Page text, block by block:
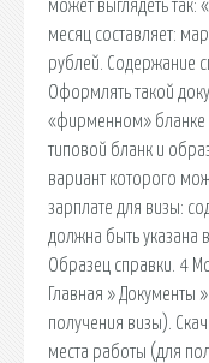
может выглядеть так:
месяц составляет:
рублей. Содержание
Оформлять такой
«фирменном» бланке
типовой бланк и
вариант которого
зарплате для визы:
должна быть указана
Образец справки. 4
Главная » Документы
получения визы).
места работы (для